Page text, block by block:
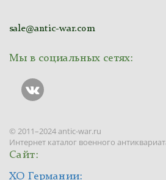
sale@antic-war.com
Мы в социальных сетях:
© 2011–2024 antic-war.ru
Интернет каталог военного
Сайт:
ХО Германии: